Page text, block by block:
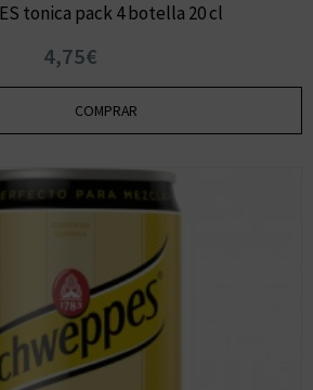
tonica pack 4 botella 20 cl
4,75€
COMPRAR